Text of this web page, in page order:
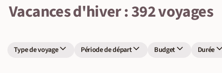
Vacances d'hiver : 392 voyages
Type de voyage Période de départ Budget Durée